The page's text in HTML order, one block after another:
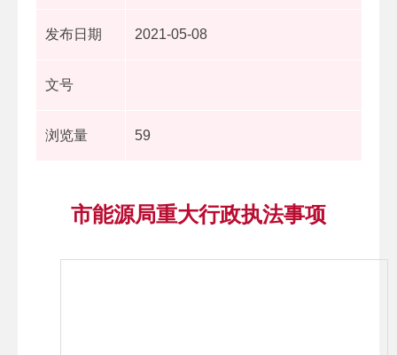
发布日期 2021-05-08
文号
浏览量 59
市能源局重大行政执法事项